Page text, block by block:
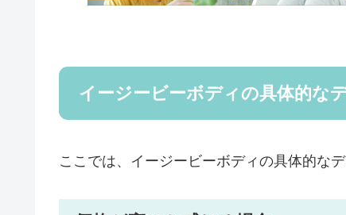
イージービーボディの具体的な
ここでは、イージービーボディの具体的な